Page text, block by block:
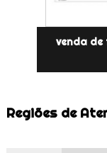
venda
Regiões de